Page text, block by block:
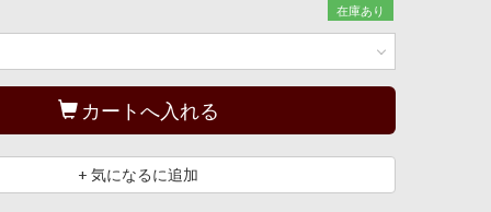
在庫あり
カートへ入れる
+ 気になるに追加